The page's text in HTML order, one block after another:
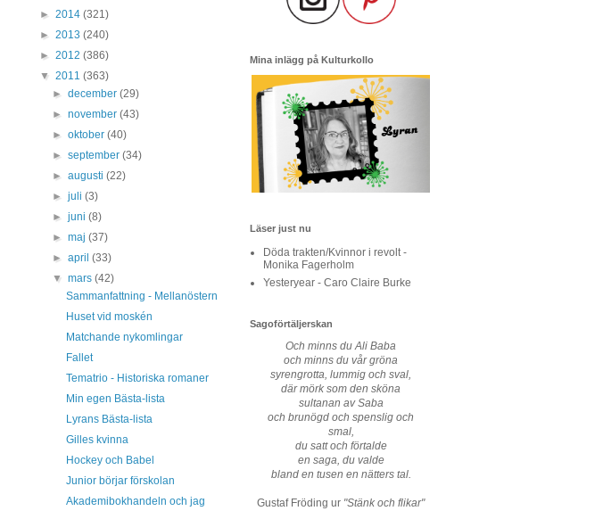
► 2014 (321)
► 2013 (240)
► 2012 (386)
▼ 2011 (363)
►december(29)
►november(43)
►oktober(40)
►september(34)
►augusti(22)
►juli(3)
►juni(8)
►maj(37)
►april(33)
▼mars(42)
Sammanfattning - Mellanöstern
Huset vid moskén
Matchande nykomlingar
Fallet
Tematrio - Historiska romaner
Min egen Bästa-lista
Lyrans Bästa-lista
Gilles kvinna
Hockey och Babel
Junior börjar förskolan
Akademibokhandeln och jag
Mina inlägg på Kulturkollo
Läser just nu
Döda trakten/Kvinnor i revolt -
Monika Fagerholm
Yesteryear - Caro Claire Burke
Sagoförtäljerskan
Och minns du Ali Baba
och minns du vår gröna
syrengrotta, lummig och sval,
där mörk som den sköna
sultanan av Saba
och brunögd och spenslig och
smal,
du satt och förtalde
en saga, du valde
bland en tusen en nätters tal.
Gustaf Fröding ur "Stänk och flikar"